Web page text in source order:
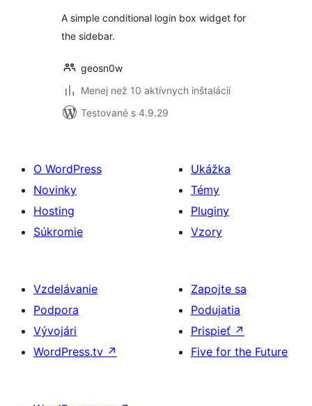
A simple conditional login box widget for
the sidebar.
geosn0w
Menej než 10 aktívnych inštalácií
Testované s 4.9.29
O WordPress
Novinky
Hosting
Súkromie
Ukážka
Témy
Pluginy
Vzory
Vzdelávanie
Podpora
Vývojári
WordPress.tv ↗
Zapojte sa
Podujatia
Prispieť ↗
Five for the Future